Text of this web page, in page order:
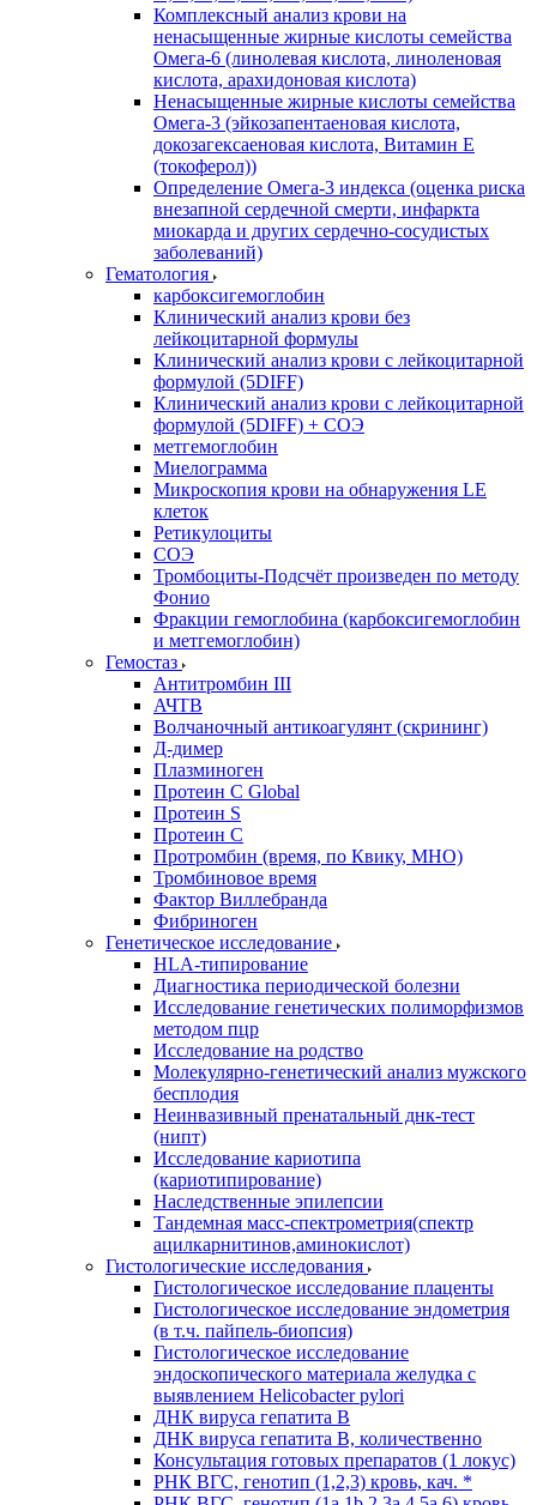
Комплексный анализ крови на
ненасыщенные жирные кислоты семейства
Омега-6 (линолевая кислота, линоленовая
кислота, арахидоновая кислота)
Ненасыщенные жирные кислоты семейства
Омега-3 (эйкозапентаеновая кислота,
докозагексаеновая кислота, Витамин E
(токоферол))
Определение Омега-3 индекса (оценка риска
внезапной сердечной смерти, инфаркта
миокарда и других сердечно-сосудистых
заболеваний)
Гематология
карбоксигемоглобин
Клинический анализ крови без
лейкоцитарной формулы
Клинический анализ крови с лейкоцитарной
формулой (5DIFF)
Клинический анализ крови с лейкоцитарной
формулой (5DIFF) + СОЭ
метгемоглобин
Миелограмма
Микроскопия крови на обнаружения LE
клеток
Ретикулоциты
СОЭ
Тромбоциты-Подсчёт произведен по методу
Фонио
Фракции гемоглобина (карбоксигемоглобин
и метгемоглобин)
Гемостаз
Антитромбин III
АЧТВ
Волчаночный антикоагулянт (скрининг)
Д-димер
Плазминоген
Протеин C Global
Протеин S
Протеин С
Протромбин (время, по Квику, МНО)
Тромбиновое время
Фактор Виллебранда
Фибриноген
Генетическое исследование
HLA-типирование
Диагностика периодической болезни
Исследование генетических полиморфизмов
методом пцр
Исследование на родство
Молекулярно-генетический анализ мужского
бесплодия
Неинвазивный пренатальный днк-тест
(нипт)
Исследование кариотипа
(кариотипирование)
Наследственные эпилепсии
Тандемная масс-спектрометрия(спектр
ацилкарнитинов,аминокислот)
Гистологические исследования
Гистологическое исследование плаценты
Гистологическое исследование эндометрия
(в т.ч. пайпель-биопсия)
Гистологическое исследование
эндоскопического материала желудка с
выявлением Helicobacter pylori
ДНК вируса гепатита B
ДНК вируса гепатита B, количественно
Консультация готовых препаратов (1 локус)
РНК ВГC, генотип (1,2,3) кровь, кач. *